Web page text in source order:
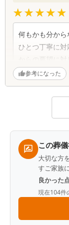
★★★★★
★★★★★
何もかも分か
ひとつ丁寧に
からの要望に
りがたかったで
参考になった
この葬
大切な方
すご家族
良かった
現在104件